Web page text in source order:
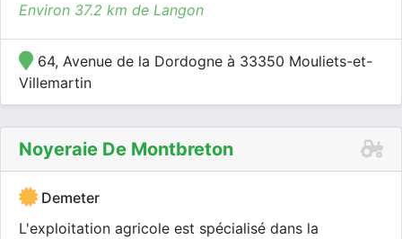
Environ 37.2 km de Langon
64, Avenue de la Dordogne à 33350 Mouliets-et-
Villemartin
Noyeraie De Montbreton
Demeter
L'exploitation agricole est spécialisé dans la